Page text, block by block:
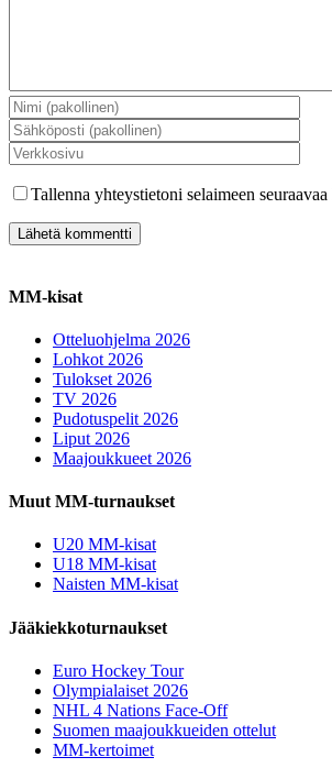
Tallenna yhteystietoni selaimeen
MM-kisat
Otteluohjelma 2026
Lohkot 2026
Tulokset 2026
TV 2026
Pudotuspelit 2026
Liput 2026
Maajoukkueet 2026
Muut MM-turnaukset
U20 MM-kisat
U18 MM-kisat
Naisten MM-kisat
Jääkiekkoturnaukset
Euro Hockey Tour
Olympialaiset 2026
NHL 4 Nations Face-Off
Suomen maajoukkueiden ottelut
MM-kertoimet